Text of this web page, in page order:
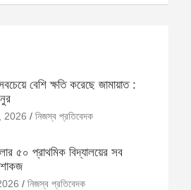
বেশি ক্ষতি করেছে জামায়াত :
2026 নিজস্ব প্রতিবেদক
৫০ প্রাথমিক বিদ্যালয়ের সব
নিজস্ব প্রতিবেদক